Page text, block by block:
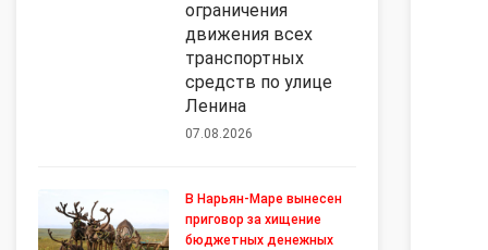
ограничения
движения всех
транспортных
средств по улице
Ленина
07.08.2026
В Нарьян-Маре вынесен
приговор за хищение
бюджетных денежных